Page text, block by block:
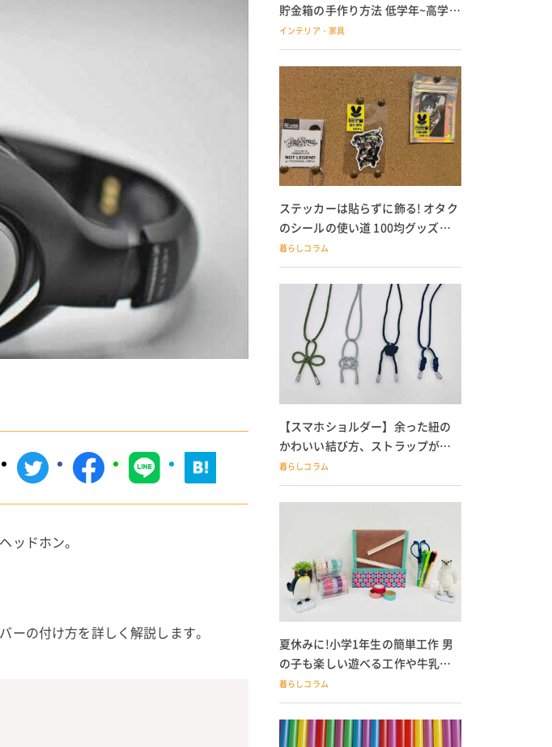
ッドホン。
の付け方を詳しく解説します。
貯金箱の手作り方法 低学年~高学年
の子どもにも
インテリア・家具
ステッカーは貼らずに飾る! オタク
のシールの使い道 100均グッズで
の飾り方も
暮らしコラム
【スマホショルダー】余った紐の
かわいい結び方、ストラップが落
ちる人必見
暮らしコラム
夏休みに!小学1年生の簡単工作 男
の子も楽しい遊べる工作や牛乳パ
ック貯金箱も
暮らしコラム